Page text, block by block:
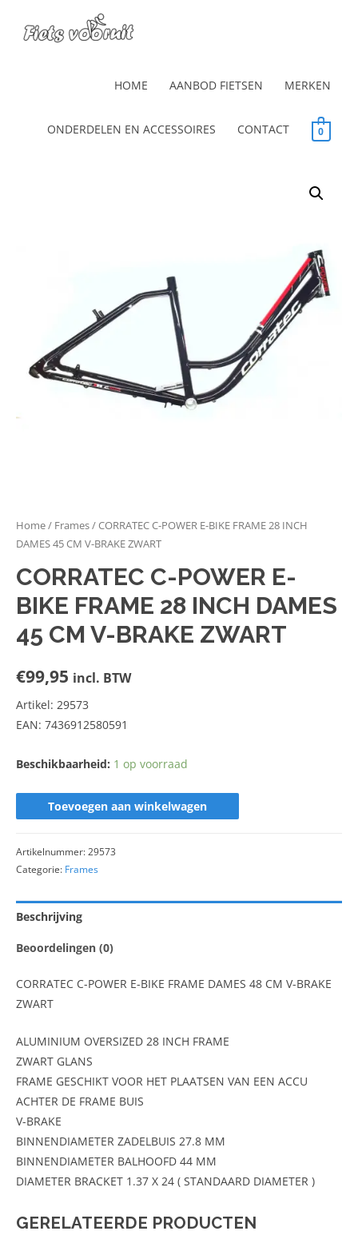
HOME AANBOD FIETSEN MERKEN
ONDERDELEN EN ACCESSOIRES CONTACT 0
Home/ Frames/ CORRATEC C-POWER E-BIKE FRAME 28 INCH
DAMES 45 CM V-BRAKE ZWART
CORRATEC C-POWER E-
BIKE FRAME 28 INCH DAMES
45 CM V-BRAKE ZWART
€99,95 incl. BTW
Artikel: 29573
EAN: 7436912580591
Beschikbaarheid: 1 op voorraad
Toevoegen aan winkelwagen
Artikelnummer:29573
Categorie: Frames
Beschrijving
Beoordelingen (0)
CORRATEC C-POWER E-BIKE FRAME DAMES 48 CM V-BRAKE
ZWART
ALUMINIUM OVERSIZED 28 INCH FRAME
ZWART GLANS
FRAME GESCHIKT VOOR HET PLAATSEN VAN EEN ACCU
ACHTER DE FRAME BUIS
V-BRAKE
BINNENDIAMETER ZADELBUIS 27.8 MM
BINNENDIAMETER BALHOOFD 44 MM
DIAMETER BRACKET 1.37 X 24 ( STANDAARD DIAMETER )
GERELATEERDE PRODUCTEN